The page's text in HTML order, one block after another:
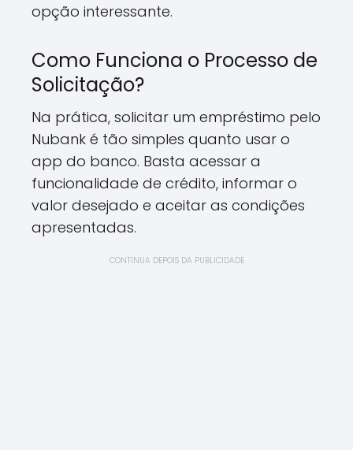
opção interessante.
Como Funciona o Processo de
Solicitação?
Na prática, solicitar um empréstimo pelo
Nubank é tão simples quanto usar o
app do banco. Basta acessar a
funcionalidade de crédito, informar o
valor desejado e aceitar as condições
apresentadas.
CONTINUA DEPOIS DA PUBLICIDADE